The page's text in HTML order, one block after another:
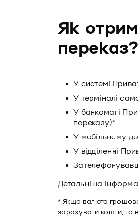
Як
переказ?
У системі
У терміналі
У банкоматі
переказу)*
У мобільному
У відділенні
Детальніша
* Якщо валюта
зарахувати кошти, то